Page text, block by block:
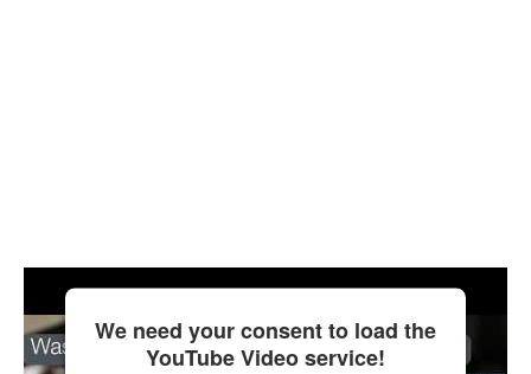
We need your consent to load the
YouTube Video service!